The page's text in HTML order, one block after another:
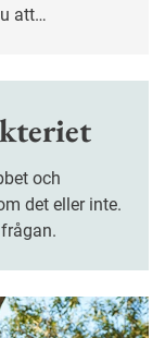
att
det eller inte.